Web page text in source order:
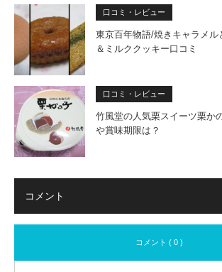
口コミ・レビュー
東京百年物語/焼きキャラメル
＆ミルククッキー口コミ
口コミ・レビュー
竹風堂の人気栗スイーツ栗か
や賞味期限は？
コメント
コメント ( 0 )